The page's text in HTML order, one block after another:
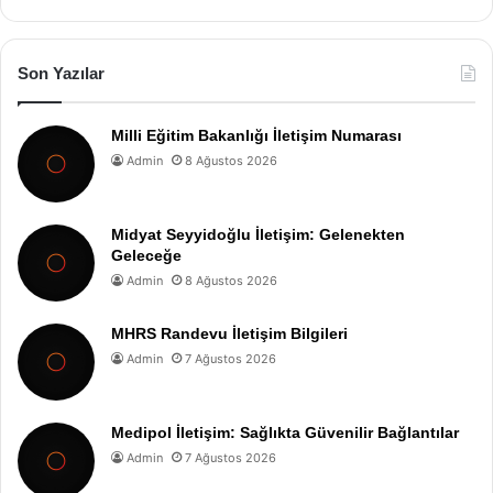
Son Yazılar
Milli Eğitim Bakanlığı İletişim Numarası
Admin 8 Ağustos 2026
Midyat Seyyidoğlu İletişim: Gelenekten
Geleceğe
Admin 8 Ağustos 2026
MHRS Randevu İletişim Bilgileri
Admin 7 Ağustos 2026
Medipol İletişim: Sağlıkta Güvenilir Bağlantılar
Admin 7 Ağustos 2026